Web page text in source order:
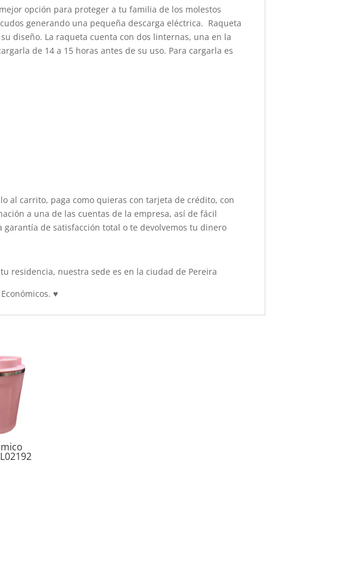
opción para proteger a tu familia de los molestos
generando una pequeña descarga eléctrica. Raqueta
diseño. La raqueta cuenta con dos linternas, una en la
de 14 a 15 horas antes de su uso. Para cargarla es
al carrito, paga como quieras con tarjeta de crédito, con
a una de las cuentas de la empresa, así de fácil
de satisfacción total o te devolvemos tu dinero
residencia, nuestra sede es en la ciudad de Pereira
♥